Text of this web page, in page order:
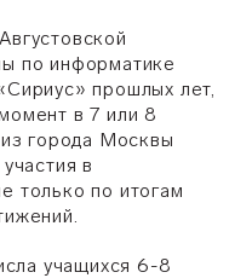
по информатике
прошлых лет,
в 7 или 8
города Москвы
в
только по итогам
учащихся 6-8